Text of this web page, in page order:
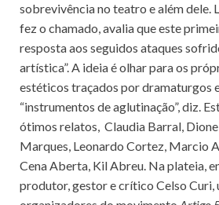
sobrevivência no teatro e além dele.
fez o chamado, avalia que este
resposta aos seguidos ataques
artística”. A ideia é olhar para os
estéticos traçados por dramaturgos
“instrumentos de aglutinação”, diz.
ótimos relatos, Claudia Barral,
Marques, Leonardo Cortez, Marcio
Cena Aberta, Kil Abreu. Na plateia,
produtor, gestor e crítico Celso Curi,